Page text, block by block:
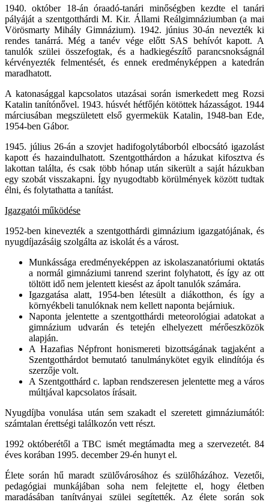
1940. október 18-án óraadó-tanári minőségben kezdte el tanári
pályáját a szentgotthárdi M. Kir. Állami Reálgimnáziumban (a mai
Vörösmarty Mihály Gimnázium). 1942. június 30-án nevezték ki
rendes tanárrá. Még a tanév vége előtt SAS behívót kapott. A
tanulók szülei összefogtak, és a hadkiegészítő parancsnokságnál
kérvényezték felmentését, és ennek eredményképpen a katedrán
maradhatott.
A katonasággal kapcsolatos utazásai során ismerkedett meg Rozsi
Katalin tanítónővel. 1943. húsvét hétfőjén kötöttek házasságot. 1944
márciusában megszületett első gyermekük Katalin, 1948-ban Ede,
1954-ben Gábor.
1945. július 26-án a szovjet hadifogolytáborból elbocsátó igazolást
kapott és hazaindulhatott. Szentgotthárdon a házukat kifosztva és
lakottan találta, és csak több hónap után sikerült a saját házukban
egy szobát visszakapni. Így nyugodtabb körülmények között tudtak
élni, és folytathatta a tanítást.
Igazgatói működése
1952-ben kinevezték a szentgotthárdi gimnázium igazgatójának, és
nyugdíjazásáig szolgálta az iskolát és a várost.
Munkássága eredményeképpen az iskolaszanatóriumi oktatás
a normál gimnáziumi tanrend szerint folyhatott, és így az ott
töltött idő nem jelentett kiesést az ápolt tanulók számára.
Igazgatása alatt, 1954-ben létesült a diákotthon, és így a
környékbeli tanulóknak nem kellett naponta bejárniuk.
Naponta jelentette a szentgotthárdi meteorológiai adatokat a
gimnázium udvarán és tetején elhelyezett mérőeszközök
alapján.
A Hazafias Népfront honismereti bizottságának tagjaként a
Szentgotthárdot bemutató tanulmánykötet egyik elindítója és
szerzője volt.
A Szentgotthárd c. lapban rendszeresen jelentette meg a város
múltjával kapcsolatos írásait.
Nyugdíjba vonulása után sem szakadt el szeretett gimnáziumától:
számtalan érettségi találkozón vett részt.
1992 októberétől a TBC ismét megtámadta meg a szervezetét. 84
éves korában 1995. december 29-én hunyt el.
Élete során hű maradt szülővárosához és szülőházához. Vezetői,
pedagógiai munkájában soha nem felejtette el, hogy életben
maradásában tanítványai szülei segítették. Az élete során sok